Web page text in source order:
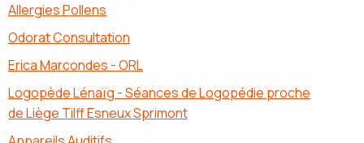
Allergies Pollens
Odorat Consultation
Erica Marcondes - ORL
Logopède Lénaïg - Séances de Logopédie proche
de Liège Tilff Esneux Sprimont